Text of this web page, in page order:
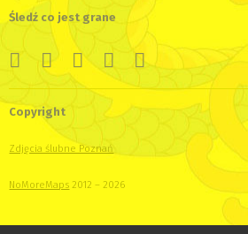
Śledź co jest grane
Copyright
Zdjęcia ślubne Poznań
NoMoreMaps 2012 – 2026